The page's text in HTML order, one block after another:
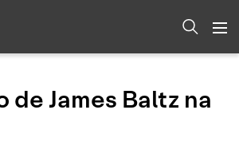
de James Baltz na